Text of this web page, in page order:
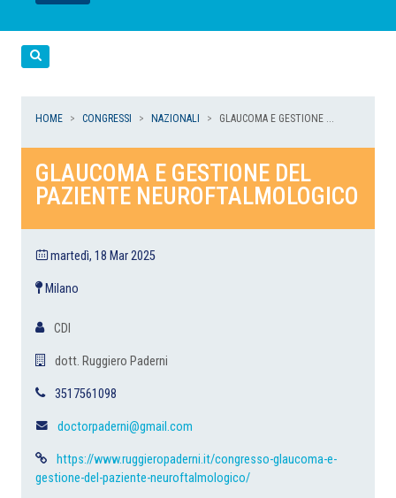
LEGGI
LEGGI
LEGGI
LEGGI
HOME CONGRESSI NAZIONALI GLAUCOMA E GESTIONE ...
GLAUCOMA E GESTIONE DEL
PAZIENTE NEUROFTALMOLOGICO
martedì, 18 Mar 2025
Milano
CDI
dott. Ruggiero Paderni
3517561098
doctorpaderni@gmail.com
https://www.ruggieropaderni.it/congresso-glaucoma-e-
gestione-del-paziente-neuroftalmologico/